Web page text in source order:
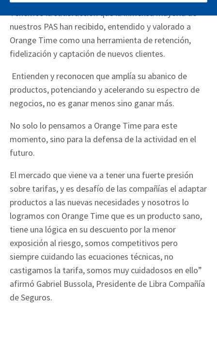
Tenemos la satisfacción que la inmensa mayoría de
nuestros PAS han recibido, entendido y valorado a
Orange Time como una herramienta de retención,
fidelización y captación de nuevos clientes.
Entienden y reconocen que amplía su abanico de
productos, potenciando y acelerando su espectro de
negocios, no es ganar menos sino ganar más.
No solo lo pensamos a Orange Time para este
momento, sino para la defensa de la actividad en el
futuro.
El mercado que viene va a tener una fuerte presión
sobre tarifas, y es desafío de las compañías el adaptar
productos a las nuevas necesidades y nosotros lo
logramos con Orange Time que es un producto sano,
tiene una lógica en su descuento por la menor
exposición al riesgo, somos competitivos pero
siempre cuidando las ecuaciones técnicas, no
castigamos la tarifa, somos muy cuidadosos en ello”
afirmó Gabriel Bussola, Presidente de Libra Compañía
de Seguros.